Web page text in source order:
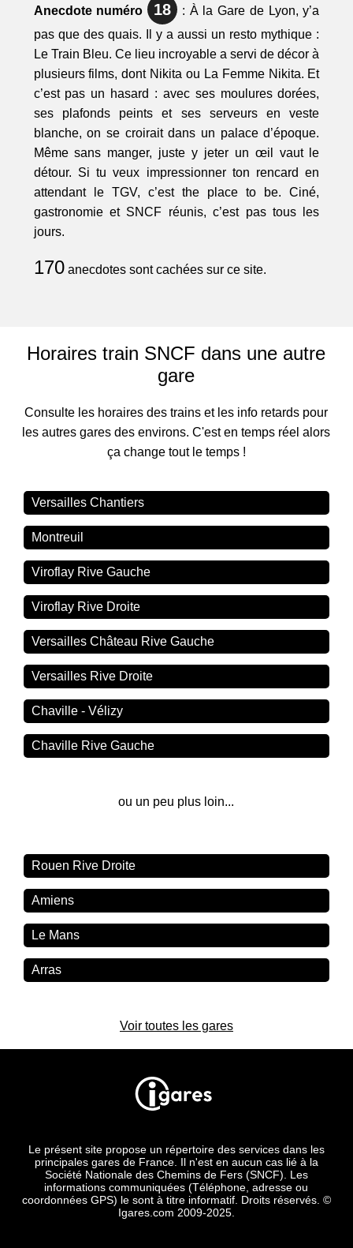
Anecdote numéro 18
: À la Gare de Lyon, y’a
pas que des quais. Il y a aussi un resto mythique :
Le Train Bleu. Ce lieu incroyable a servi de décor à
plusieurs films, dont Nikita ou La Femme Nikita. Et
c’est pas un hasard : avec ses moulures dorées,
ses plafonds peints et ses serveurs en veste
blanche, on se croirait dans un palace d’époque.
Même sans manger, juste y jeter un œil vaut le
détour. Si tu veux impressionner ton rencard en
attendant le TGV, c’est the place to be. Ciné,
gastronomie et SNCF réunis, c’est pas tous les
jours.
170anecdotes sont cachées sur ce site.
Horaires train SNCF dans une autre
gare
Consulte les horaires des trains et les info retards pour
les autres gares des environs. C'est en temps réel alors
ça change tout le temps !
Versailles Chantiers
Montreuil
Viroflay Rive Gauche
Viroflay Rive Droite
Versailles Château Rive Gauche
Versailles Rive Droite
Chaville - Vélizy
Chaville Rive Gauche
ou un peu plus loin...
Rouen Rive Droite
Amiens
Le Mans
Arras
Voir toutes les gares
Le présent site propose un répertoire des services dans les
principales gares de France. Il n'est en aucun cas lié à la
Société Nationale des Chemins de Fers (SNCF). Les
informations communiquées (Téléphone, adresse ou
coordonnées GPS) le sont à titre informatif. Droits réservés. ©
Igares.com 2009-2025.